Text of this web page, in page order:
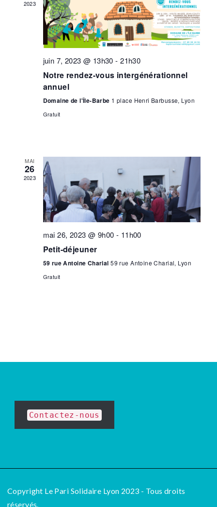
vues
2023
juin 7, 2023 @ 13h30 -21h30
Notre rendez-vous intergénérationnel
annuel
Domaine de l'Île-Barbe 1 place Henri Barbusse, Lyon
Gratuit
MAI
26
2023
mai 26, 2023 @ 9h00 - 11h00
Petit-déjeuner
59 rue Antoine Charial59 rue Antoine Charial, Lyon
Gratuit
Contactez-nous
Copyright Le Pari Solidaire Lyon 2023 - Tous droits
réservés.